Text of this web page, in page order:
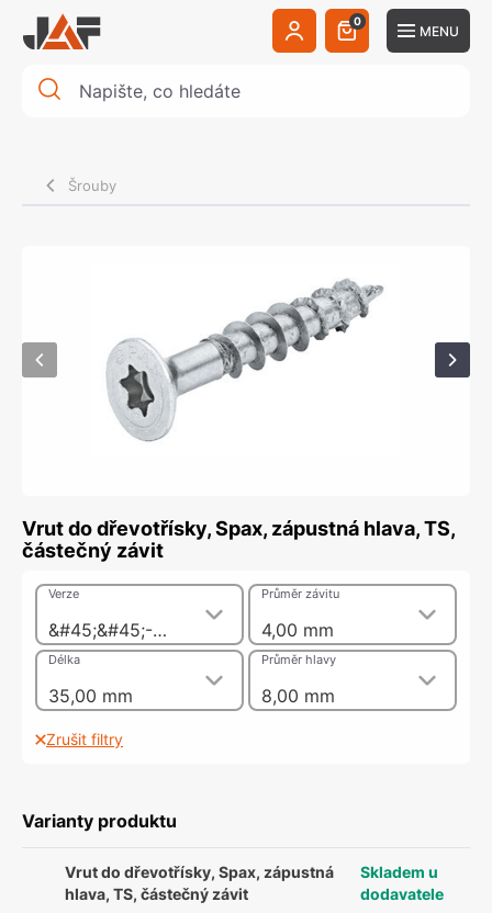
0
MENU
Šrouby
Vrut do dřevotřísky, Spax, zápustná hlava, TS,
částečný závit
&#45;&#45;-Hranatá špička s patentovaným profilem dříku a víceúčelovou hlavou
Verze
4,00 mm
Průměr závitu
35,00 mm
Délka
8,00 mm
Průměr hlavy
Zrušit filtry
Varianty produktu
Vrut do dřevotřísky, Spax, zápustná
hlava, TS, částečný závit
Skladem u
dodavatele